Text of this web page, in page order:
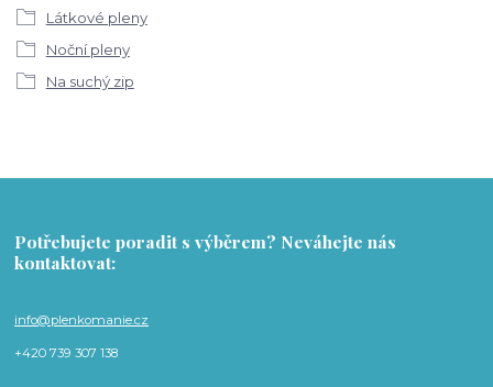
Látkové pleny
Noční pleny
Na suchý zip
Potřebujete poradit s výběrem? Neváhejte nás
kontaktovat:
info@plenkomanie.cz
+420 739 307 138